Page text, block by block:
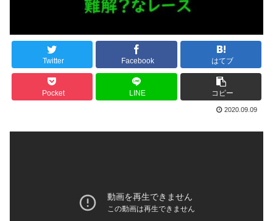
Twitter Facebook はてブ
Pocket LINE コピー
2020.09.09